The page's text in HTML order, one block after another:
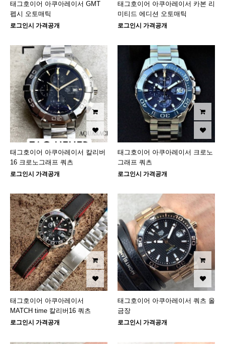
태그호이어 아쿠아레이서 GMT
펩시 오토매틱
로그인시 가격공개
태그호이어 아쿠아레이서 카본 리
미티드 에디션 오토매틱
로그인시 가격공개
태그호이어 아쿠아레이서 칼리버
16 크로노그래프 쿼츠
로그인시 가격공개
태그호이어 아쿠아레이서 크로노
그래프 쿼츠
로그인시 가격공개
태그호이어 아쿠아레이서
MATCH time 칼리버16 쿼츠
로그인시 가격공개
태그호이어 아쿠아레이서 쿼츠 올
금장
로그인시 가격공개